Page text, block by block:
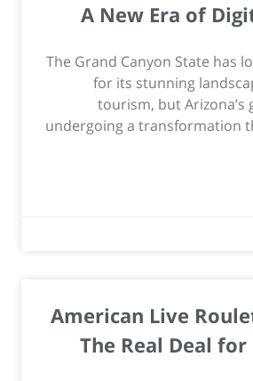
A New Era of
The Grand Canyon State has
for its stunning
tourism, but Arizona’s
undergoing a transformation
American Live
The Real Deal for